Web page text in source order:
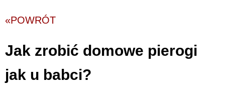
«POWRÓT
Jak zrobić domowe pierogi
jak u babci?